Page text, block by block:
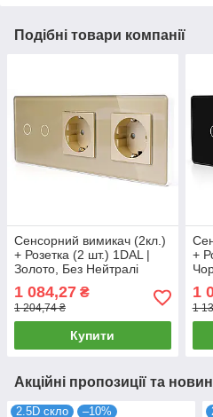
Подібні товари компанії
Сенсорний вимикач (2кл.)
+ Розетка (2 шт.) 1DAL |
Золото, Без Нейтралі
STX2.SL.GD)
1 084,27 ₴
1 204,74 ₴
Купити
+
1
1
Акційні пропозиції та
2.5D скло –10%